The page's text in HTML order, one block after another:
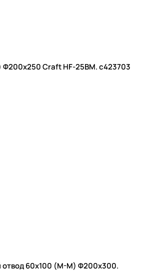
Craft HF-25BM. c423703
отвод 60х100 (М-М) Ф200х300.